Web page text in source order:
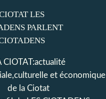
CIOTAT:actualité
et économique
de la Ciotat